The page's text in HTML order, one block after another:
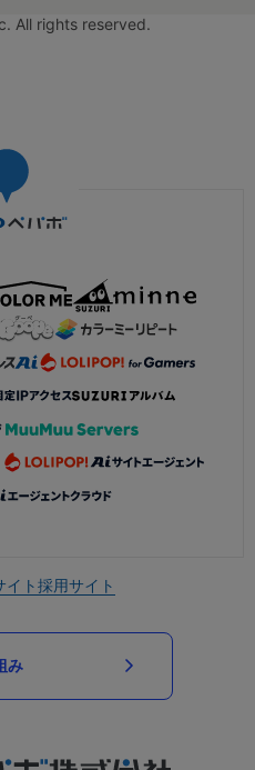
All rights reserved.
イト採用サイト
み